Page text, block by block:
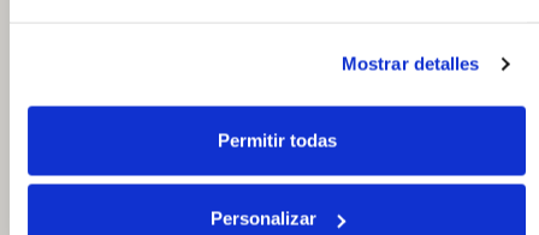
Mostrar detalles
Permitir todas
Personalizar
722889433
Abrir en Google